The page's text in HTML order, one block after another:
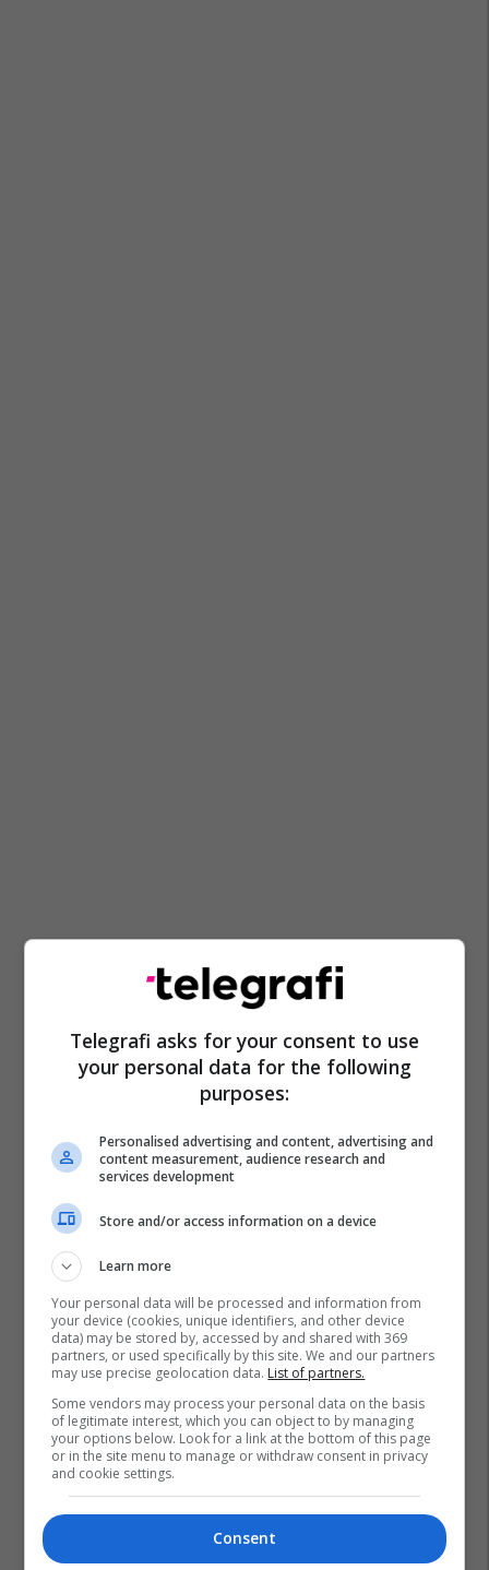
Shtëpitë Wakefield
Telegrafi asks for your consent to use
your personal data for the following
purposes:
Personalised advertising and content, advertising and
content measurement, audience research and
services development
Store and/or access information on a device
Learn more
Your personal data will be processed and information from
your device (cookies, unique identifiers, and other device
data) may be stored by, accessed by and shared with 369
partners, or used specifically by this site. We and our partners
may use precise geolocation data. List of partners.
Some vendors may process your personal data on the basis
of legitimate interest, which you can object to by managing
your options below. Look for a link at the bottom of this page
or in the site menu to manage or withdraw consent in privacy
and cookie settings.
Consent